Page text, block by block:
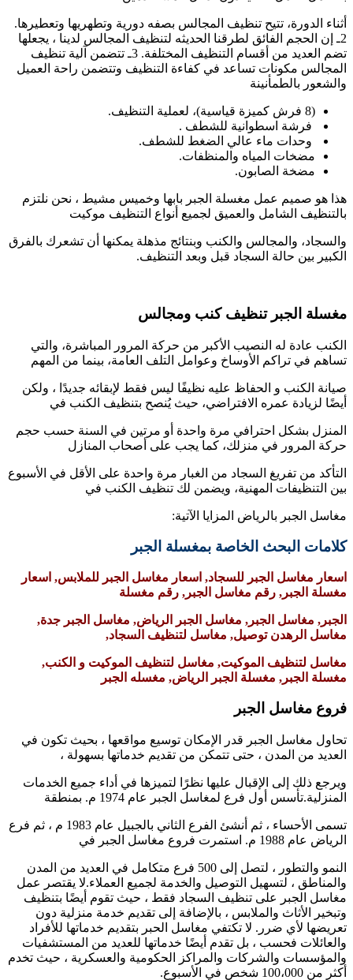
أثناء الدورة، تتيح تنظيف المجالس بصفه دورية وتطهريها وتعطيرها.
2ـ إن الحجم الفائق لطرقنا الحديثه لتنظيف المجالس لدينا ، يجعلها
تضم العديد من أقسام التنظيف المختلفة. 3ـ تتضمن آلية تنظيف
المجالس مكونات تساعد في كفاءة التنظيف وتتضمن راحة العميل
والشعور بالطمأنينة
(8 فرش كميزة قياسية)، لعملية التنظيف.
فرشة اسطوانية للشطف .
وحدات ماء عالي الضغط للشطف.
مضخات المياه والمنظفات.
مضخة الصابون.
هذا هو صميم عمل مغسلة الجبر بابها وخميس مشيط ، نحن نلتزم
بالتنظيف الشامل والعميق لجميع أنواع التنظيف موكيت
والسجاد، والمجالس والكنب وبنتائج مذهلة يمكنها أن تشعرك بالفرق
الكبير بين حالة السجاد قبل وبعد التنظيف.
مغسلة الجبر تنظيف كنب ومجالس
الكنب عادة له النصيب الأكبر من حركة المرور المباشرة، والتي
تساهم في تراكم الأوساخ وعوامل التلف العامة، بينما من المهم
صيانة الكنب و الحفاظ عليه نظيفًا ليس فقط لإبقائه جديدًا ، ولكن
أيضًا لزيادة عمره الافتراضي، حيث يُنصح بتنظيف الكنب في
المنزل بشكل احترافي مرة واحدة أو مرتين في السنة حسب حجم
حركة المرور في منزلك، كما يجب على أصحاب المنازل
التأكد من تفريغ السجاد من الغبار مرة واحدة على الأقل في الأسبوع
بين التنظيفات المهنية، ويضمن لك تنظيف الكنب في
مغاسل الجبر بالرياض المزايا الآتية:
كلامات البحث الخاصة بمغسلة الجبر
اسعار مغاسل الجبر للسجاد, اسعار مغاسل الجبر للملابس, اسعار
مغسلة الجبر, رقم مغاسل الجبر, رقم مغسلة
الجبر, مغاسل الجبر, مغاسل الجبر الرياض, مغاسل الجبر جدة,
مغاسل الرهدن توصيل, مغاسل لتنظيف السجاد,
مغاسل لتنظيف الموكيت, مغاسل لتنظيف الموكيت و الكنب,
مغسلة الجبر, مغسلة الجبر الرياض, مغسله الجبر
فروع مغاسل الجبر
تحاول مغاسل الجبر قدر الإمكان توسيع مواقعها ، بحيث تكون في
العديد من المدن ، حتى تتمكن من تقديم خدماتها بسهولة ،
ويرجع ذلك إلى الإقبال عليها نظرًا لتميزها في أداء جميع الخدمات
المنزلية.تأسس أول فرع لمغاسل الجبر عام 1974 م. بمنطقة
تسمى الأحساء ، ثم أنشئ الفرع الثاني بالجبيل عام 1983 م ، ثم فرع
الرياض عام 1988 م. استمرت فروع مغاسل الجبر في
النمو والتطور ، لتصل إلى 500 فرع متكامل في العديد من المدن
والمناطق ، لتسهيل التوصيل والخدمة لجميع العملاء.لا يقتصر عمل
مغاسل الجبر على تنظيف السجاد فقط ، حيث تقوم أيضًا بتنظيف
وتبخير الأثاث والملابس ، بالإضافة إلى تقديم خدمة منزلية دون
تعريضها لأي ضرر. لا تكتفي مغاسل الحبر بتقديم خدماتها للأفراد
والعائلات فحسب ، بل تقدم أيضًا خدماتها للعديد من المستشفيات
والمؤسسات والشركات والمراكز الحكومية والعسكرية ، حيث تخدم
أكثر من 100،000 شخص في الأسبوع.